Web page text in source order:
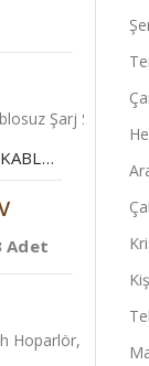
ÇOK FONKSIYONLU KABLOSUZ ŞARJ STANDI
Adet